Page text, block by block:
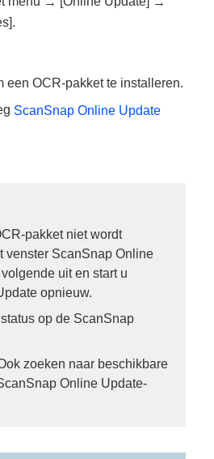
een OCR-pakket te installeren.
ScanSnap Online Update
pakket niet wordt
venster ScanSnap Online
uit en start u
opnieuw.
op de ScanSnap
zoeken naar beschikbare
Online Update-